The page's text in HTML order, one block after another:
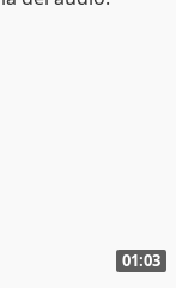
01:03